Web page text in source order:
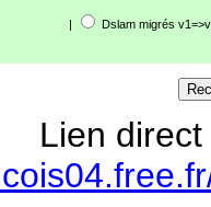
| Dslam migrés
Lien